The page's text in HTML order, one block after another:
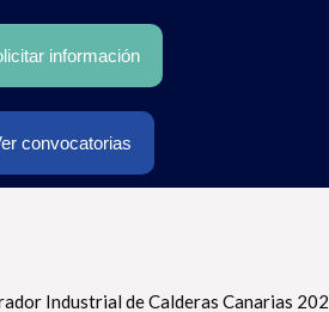
información
convocatorias